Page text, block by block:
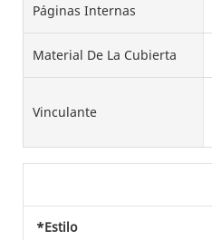
Páginas Internas
Material De La Cubierta
Vinculante
*Estilo